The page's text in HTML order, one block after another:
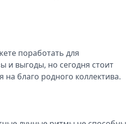
поработать для
и выгоды, но сегодня стоит
на благо родного коллектива.